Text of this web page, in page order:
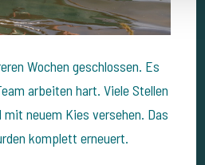
Wochen geschlossen. Es
arbeiten hart. Viele Stellen
neuem Kies versehen. Das
komplett erneuert.